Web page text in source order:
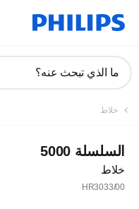
دعم
ما الذي تبحث عنه؟
خلاط
السلسلة 5000
خلاط
HR3033/00